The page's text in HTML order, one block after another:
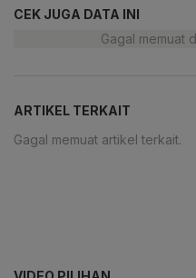
CEK JUGA DATA INI
Gagal memuat
ARTIKEL TERKAIT
Gagal memuat artikel terkait.